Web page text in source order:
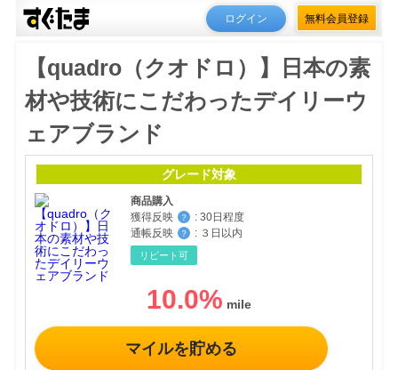
ログイン 無料会員登録
【quadro（クオドロ）】日本の素
材や技術にこだわったデイリーウ
ェアブランド
グレード対象
商品購入
獲得反映
？ : 30日程度
通帳反映
？ : ３日以内
リピート可
10.0%
マイルを貯める